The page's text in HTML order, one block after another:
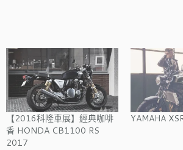
【2016科隆車展】經典咖啡
香 HONDA CB1100 RS
2017
YAMAHA